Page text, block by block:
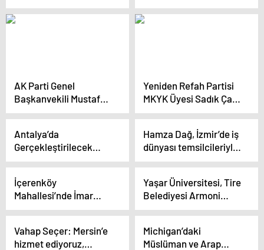
Başdeğirmen Yayla
Mahallesi esnafıyla
Yaptıklarımız
yapacaklarımızın
AK Parti Genel
Başkanvekili Mustafa
Elitaş: ‘Hareketi daha
Yeniden Refah Partisi
MKYK Üyesi Sadık Çat,
Adaylığının
Antalya’da
Gerçekleştirilecek
Runtalya Maratonu İçin
Hamza Dağ, İzmir’de iş
dünyası temsilcileriyle
bir araya geldi
İçerenköy
Mahallesi’nde İmar
Sorunu Çözüldü
Yaşar Üniversitesi, Tire
Belediyesi Armoni
Bandosu için belgesel
Vahap Seçer: Mersin’e
hizmet ediyoruz,
Michigan’daki
Müslüman ve Arap